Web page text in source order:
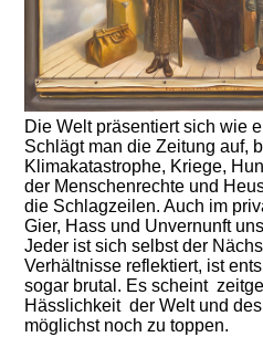
Die Welt präsentiert sich wie
Schlägt man die Zeitung auf,
Klimakatastrophe, Kriege,
der Menschenrechte und
die Schlagzeilen. Auch im
Gier, Hass und Unvernunft
Jeder ist sich selbst der
Verhältnisse reflektiert, ist
sogar brutal. Es scheint
Hässlichkeit der Welt und
möglichst noch zu toppen.